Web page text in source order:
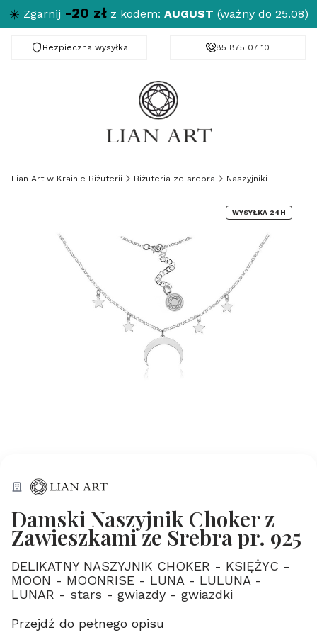
☀️ Zgarnij -20 zł z kodem: AUGUST (ważny do 25.08)
Bezpieczna wysyłka Darmowa dostawa od 150 zł
85 875 07 10
Lian Art w Krainie Biżuterii Biżuteria ze srebra Naszyjniki
WYSYŁKA 24H
Damski Naszyjnik Choker z
Zawieszkami ze Srebra pr. 925
DELIKATNY NASZYJNIK CHOKER - KSIĘŻYC -
MOON - MOONRISE - LUNA - LULUNA -
LUNAR - stars - gwiazdy - gwiazdki
Przejdź do pełnego opisu